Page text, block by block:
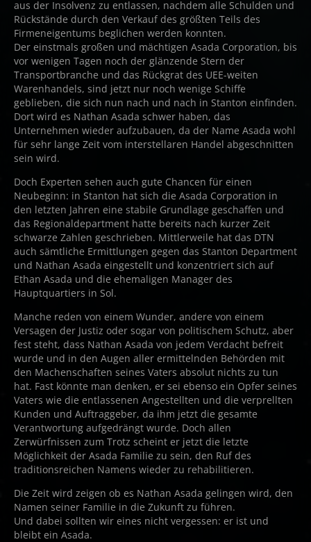
aus der Insolvenz zu entlassen, nachdem alle Schulden und
Rückstände durch den Verkauf des größten Teils des
Firmeneigentums beglichen werden konnten.
Der einstmals großen und mächtigen Asada Corporation, bis
vor wenigen Tagen noch der glänzende Stern der
Transportbranche und das Rückgrat des UEE-weiten
Warenhandels, sind jetzt nur noch wenige Schiffe
geblieben, die sich nun nach und nach in Stanton einfinden.
Dort wird es Nathan Asada schwer haben, das
Unternehmen wieder aufzubauen, da der Name Asada wohl
für sehr lange Zeit vom interstellaren Handel abgeschnitten
sein wird.
Doch Experten sehen auch gute Chancen für einen
Neubeginn: in Stanton hat sich die Asada Corporation in
den letzten Jahren eine stabile Grundlage geschaffen und
das Regionaldepartment hatte bereits nach kurzer Zeit
schwarze Zahlen geschrieben. Mittlerweile hat das DTN
auch sämtliche Ermittlungen gegen das Stanton Department
und Nathan Asada eingestellt und konzentriert sich auf
Ethan Asada und die ehemaligen Manager des
Hauptquartiers in Sol.
Manche reden von einem Wunder, andere von einem
Versagen der Justiz oder sogar von politischem Schutz, aber
fest steht, dass Nathan Asada von jedem Verdacht befreit
wurde und in den Augen aller ermittelnden Behörden mit
den Machenschaften seines Vaters absolut nichts zu tun
hat. Fast könnte man denken, er sei ebenso ein Opfer seines
Vaters wie die entlassenen Angestellten und die verprellten
Kunden und Auftraggeber, da ihm jetzt die gesamte
Verantwortung aufgedrängt wurde. Doch allen
Zerwürfnissen zum Trotz scheint er jetzt die letzte
Möglichkeit der Asada Familie zu sein, den Ruf des
traditionsreichen Namens wieder zu rehabilitieren.
Die Zeit wird zeigen ob es Nathan Asada gelingen wird, den
Namen seiner Familie in die Zukunft zu führen.
Und dabei sollten wir eines nicht vergessen: er ist und
bleibt ein Asada.